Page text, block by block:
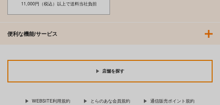
11,000円（税込）以上で送料当社負担
便利な機能/サービス
店舗を探す
WEBSITE利用規約 とらのあな会員規約 通信販売ポイント規約